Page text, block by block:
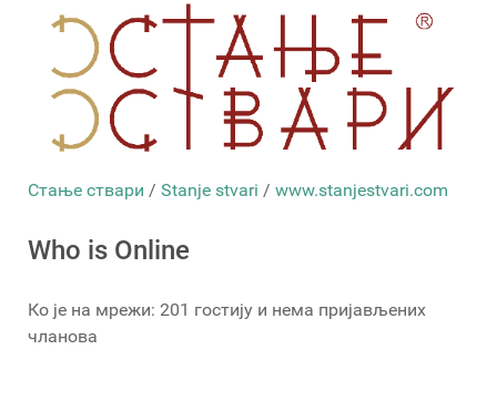
Стање ствари / Stanje stvari / www.stanjestvari.com
Who is Online
Ко је на мрежи: 201 гостију и нема пријављених
чланова